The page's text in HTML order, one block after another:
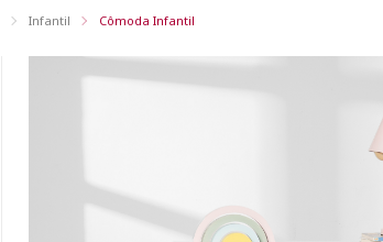
Infantil Cômoda Infantil